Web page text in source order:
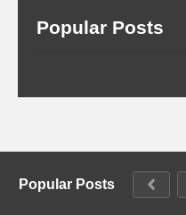
Popular Posts
Popular Posts